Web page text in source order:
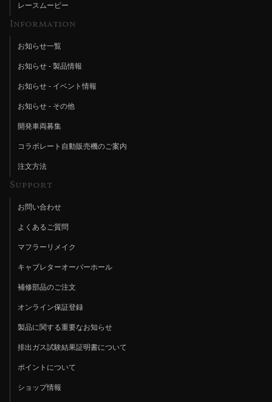
レースムービー
Information
お知らせ一覧
お知らせ - 製品情報
お知らせ - イベント情報
お知らせ - その他
開発車両募集
コラボレート自動販売機のご案内
注文方法
Support
お問い合わせ
よくあるご質問
マフラーリメイク
キャブレターオーバーホール
補修部品のご注文
オンライン保証登録
製品に関する重要なお知らせ
排出ガス試験結果証明書について
ポイントについて
ショップ情報